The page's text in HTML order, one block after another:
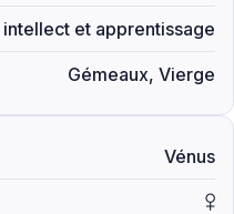
et apprentissage
Gémeaux, Vierge
Vénus
T